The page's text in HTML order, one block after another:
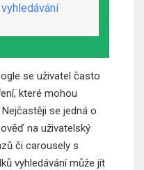
se uživatel často
které mohou
se jedná o
na uživatelský
či carousely s
vyhledávání může jít